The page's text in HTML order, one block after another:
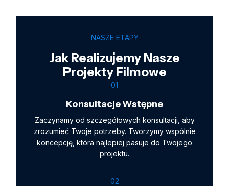
NASZE ETAPY
Jak Realizujemy Nasze
Projekty Filmowe
01
Konsultacje Wstępne
Zaczynamy od szczegółowych konsultacji, aby
zrozumieć Twoje potrzeby. Tworzymy wspólnie
koncepcję, która najlepiej pasuje do Twojego
projektu.
02